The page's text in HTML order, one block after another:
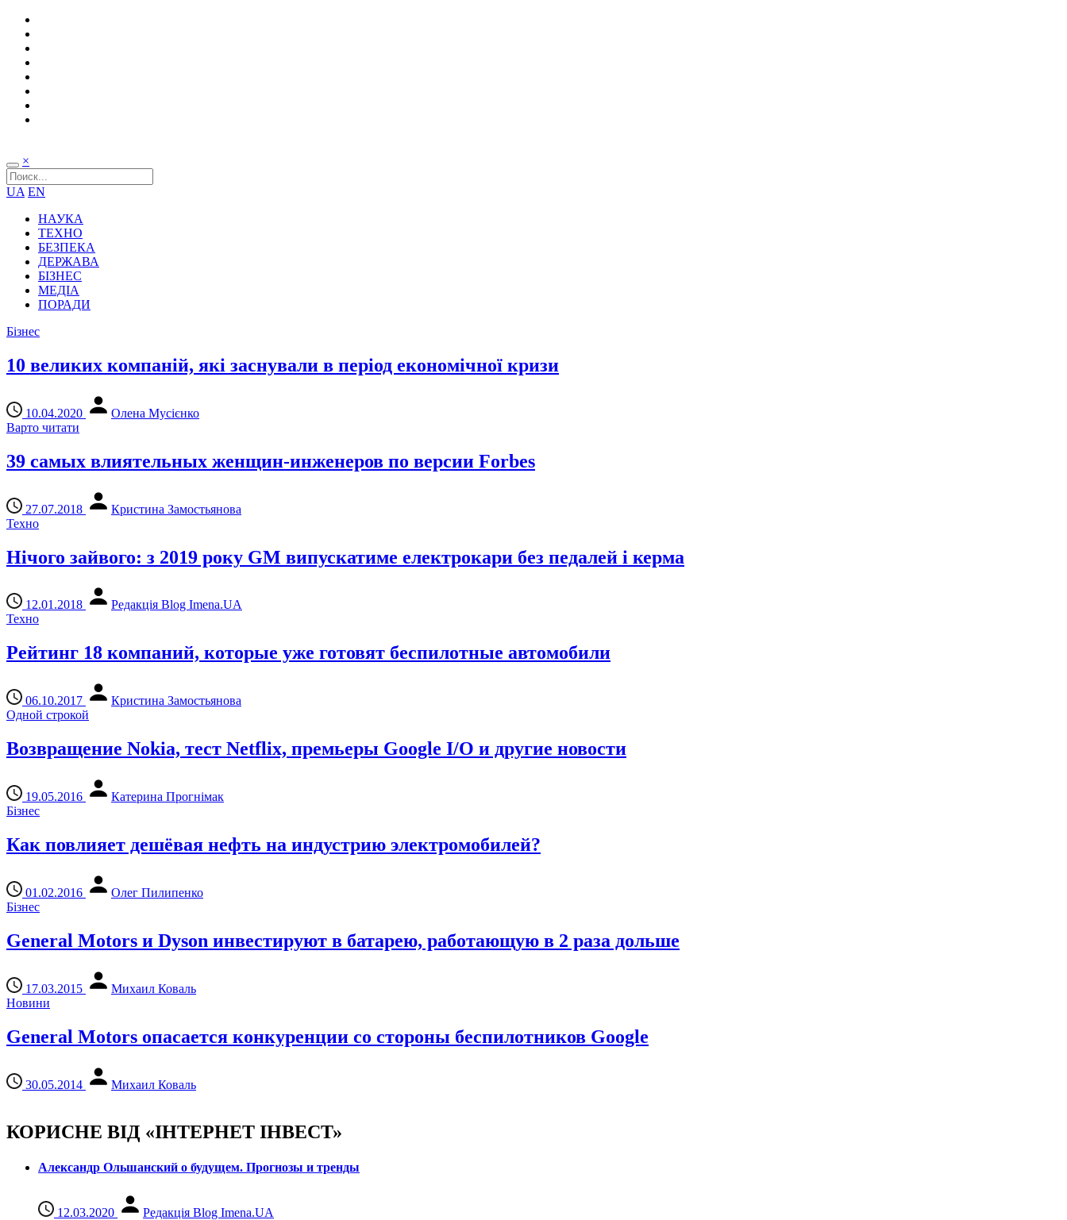
×
UA EN
НАУКА
ТЕХНО
БЕЗПЕКА
ДЕРЖАВА
БІЗНЕС
МЕДІА
ПОРАДИ
Бізнес
10 великих компаній, які заснували в період економічної кризи
10.04.2020
Олена Мусієнко
Варто читати
39 самых влиятельных женщин-инженеров по версии Forbes
27.07.2018
Кристина Замостьянова
Техно
Нічого зайвого: з 2019 року GM випускатиме електрокари без педалей і керма
12.01.2018
Редакція Blog Imena.UA
Техно
Рейтинг 18 компаний, которые уже готовят беспилотные автомобили
06.10.2017
Кристина Замостьянова
Одной строкой
Возвращение Nokia, тест Netflix, премьеры Google I/O и другие новости
19.05.2016
Катерина Прогнімак
Бізнес
Как повлияет дешёвая нефть на индустрию электромобилей?
01.02.2016
Олег Пилипенко
Бізнес
General Motors и Dyson инвестируют в батарею, работающую в 2 раза дольше
17.03.2015
Михаил Коваль
Новини
General Motors опасается конкуренции со стороны беспилотников Google
30.05.2014 Михаил Коваль
КОРИСНЕ ВІД «ІНТЕРНЕТ ІНВЕСТ»
Александр Ольшанский о будущем. Прогнозы и тренды
12.03.2020 Редакція Blog Imena.UA